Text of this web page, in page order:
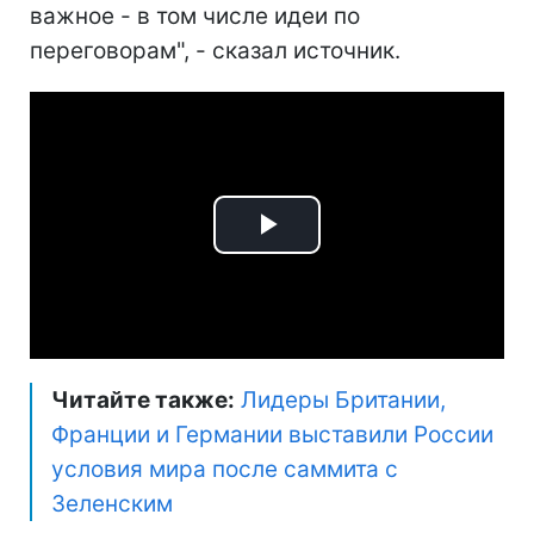
важное - в том числе идеи по
переговорам", - сказал источник.
Play
Читайте также: Лидеры Британии,
Франции и Германии выставили России
условия мира после саммита с
Зеленским